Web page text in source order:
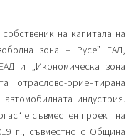
на капитала на
зона – Русе” ЕАД,
и „Икономическа зона
отраслово-ориентирана
индустрия.
е съвместен проект на
г., съвместно с Община